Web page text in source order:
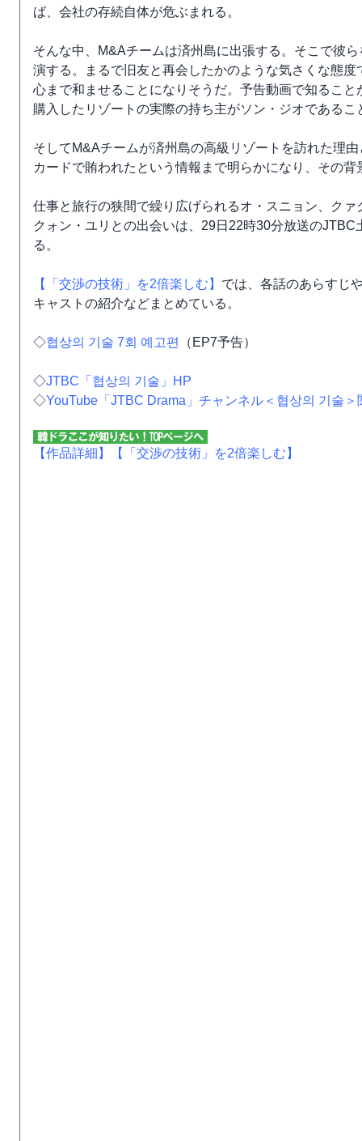
ば、会社の存続自体が危ぶまれる。
そんな中、M&Aチームは済州島に出張する。そこで彼
演する。まるで旧友と再会したかのような気さくな態
心まで和ませることになりそうだ。予告動画で知るこ
購入したリゾートの実際の持ち主がソン・ジオである
そしてM&Aチームが済州島の高級リゾートを訪れた理
カードで賄われたという情報まで明らかになり、その背
仕事と旅行の狭間で繰り広げられるオ・スニョン、ク
クォン・ユリとの出会いは、29日22時30分放送の
る。
【「交渉の技術」を2倍楽しむ】 では、各話のあらすじ
キャストの紹介などまとめている。
◇협상의 기술 7회 예고편 （EP7予告）
◇JTBC「협상의 기술」HP
◇YouTube「JTBC Drama」チャンネル＜협상의 기술＞
【作品詳細】 【「交渉の技術」を2倍楽しむ】